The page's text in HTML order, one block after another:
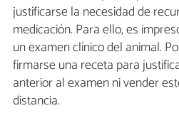
justificarse la necesidad de
medicación. Para ello, es
un examen clínico del animal.
firmarse una receta para
anterior al examen ni vender
distancia.